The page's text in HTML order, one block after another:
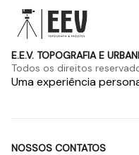
E.E.V. TOPOGRAFIA E
Todos os direitos
Uma experiência
NOSSOS CONTATOS